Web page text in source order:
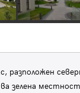
разположен
зелена